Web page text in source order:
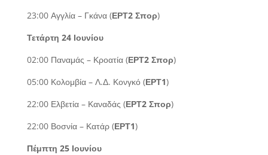
23:00 Αγγλία – Γκάνα (ΕΡΤ2 Σπορ)
Τετάρτη 24 Ιουνίου
02:00 Παναμάς – Κροατία (ΕΡΤ2 Σπορ)
05:00 Κολομβία – Λ.Δ. Κονγκό (ΕΡΤ1)
22:00 Ελβετία – Καναδάς (ΕΡΤ2 Σπορ)
22:00 Βοσνία – Κατάρ (ΕΡΤ1)
Πέμπτη 25 Ιουνίου